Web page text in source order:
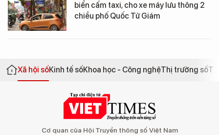
biển cấm taxi, cho xe máy lưu thông 2
chiều phố Quốc Tử Giám
Xã hội sốKinh tế sốKhoa học - Công nghệThị trường số
Cơ quan của Hội Truyền thông số Việt Nam